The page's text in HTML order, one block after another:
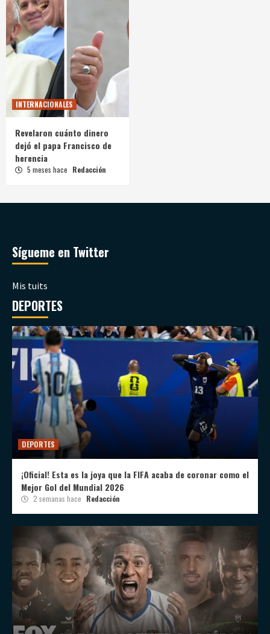
INTERNACIONALES
Revelaron cuánto dinero
dejó el papa Francisco de
herencia
5 meses hace Redacción
Sígueme en Twitter
Mis tuits
DEPORTES
DEPORTES
¡Oficial! Esta es la joya que la FIFA acaba de coronar como el
Mejor Gol del Mundial 2026
2 semanas hace Redacción